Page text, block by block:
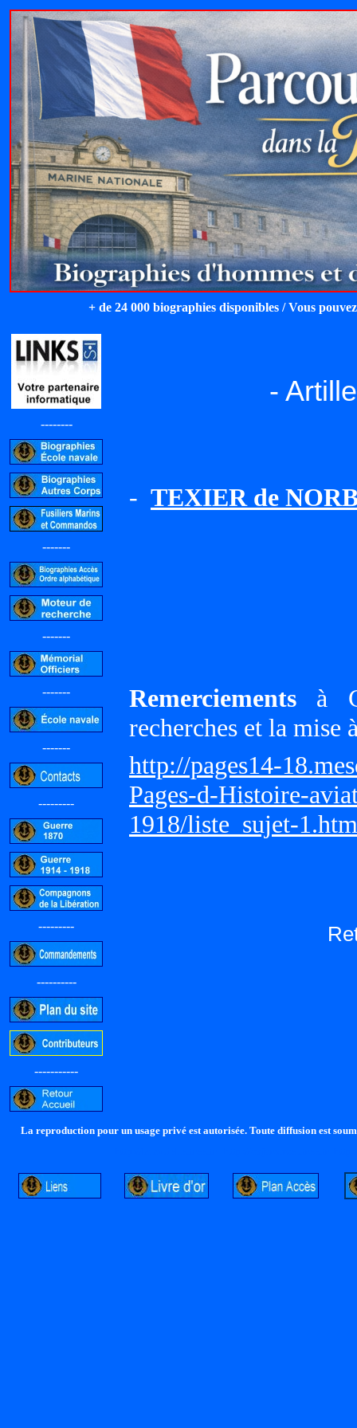
+ de 24 000 biographies disponibles / Vous
--------
-------
-------
-------
-------
---------
---------
----------
-----------
-
- TEXIER de
Remerciements à
recherches et la mise
http://pages14-
Pages-d-Histoire-
1918/liste_sujet-1.htm
La reproduction pour un usage privé est autorisée. Toute diffusion est